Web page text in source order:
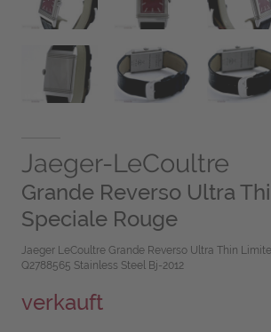
Jaeger-LeCoultre
Grande Reverso Ultra
Speciale Rouge
Jaeger LeCoultre Grande Reverso Ultra Thin
Q2788565 Stainless Steel Bj-2012
verkauft